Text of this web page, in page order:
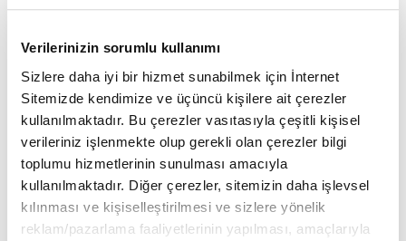
Verilerinizin sorumlu kullanımı
Sizlere daha iyi bir hizmet sunabilmek için İnternet
Sitemizde kendimize ve üçüncü kişilere ait çerezler
kullanılmaktadır. Bu çerezler vasıtasıyla çeşitli kişisel
verileriniz işlenmekte olup gerekli olan çerezler bilgi
toplumu hizmetlerinin sunulması amacıyla
kullanılmaktadır. Diğer çerezler, sitemizin daha işlevsel
kılınması ve kişiselleştirilmesi ve sizlere yönelik
reklam/pazarlama faaliyetlerinin yapılması, amaçlarıyla
Bu arada Tamamlayıcı Sağlık Sigortasında
indirimlere ek olarak; ilk kez TSS poliçesi alacak
emeklilerimize özel sigortalanma yaş sınırı 64'ten
70'e kadar yükseltildi. Böylece, daha fazla
emeklinin bu güvenceden yararlanabilmesine
imkân sağlandı.